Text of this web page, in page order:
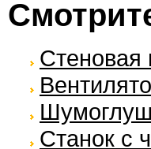
Стеновая
Станок с